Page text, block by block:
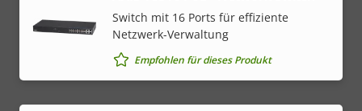
Switch mit 16 Ports für effiziente
Netzwerk-Verwaltung
Empfohlen für dieses Produkt